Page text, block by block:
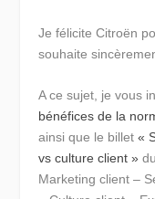
Je félicite Citroën
souhaite
A ce sujet, je vous
bénéfices de la
ainsi que le billet«
vs culture client »
Marketing client –